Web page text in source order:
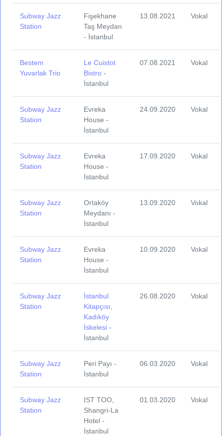
Subway Jazz
Station
Fişekhane
Taş Meydan
- İstanbul
13.08.2021 Vokal
Bestem
Yuvarlak Trio
Le Cuistot
Bistro -
İstanbul
07.08.2021 Vokal
Subway Jazz
Station
Evreka
House -
İstanbul
24.09.2020 Vokal
Subway Jazz
Station
Evreka
House -
İstanbul
17.09.2020 Vokal
Subway Jazz
Station
Ortaköy
Meydanı -
İstanbul
13.09.2020 Vokal
Subway Jazz
Station
Evreka
House -
İstanbul
10.09.2020 Vokal
Subway Jazz
Station
İstanbul
Kitapçısı,
Kadıköy
İskelesi -
İstanbul
26.08.2020 Vokal
Subway Jazz
Station
Peri Payı -
İstanbul
06.03.2020 Vokal
Subway Jazz
Station
IST TOO,
Shangri-La
Hotel -
İstanbul
01.03.2020 Vokal